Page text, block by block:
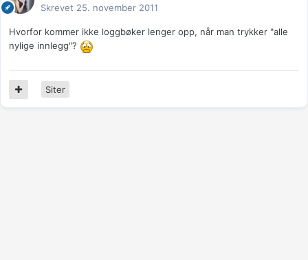
Skrevet 25. november 2011
Hvorfor kommer ikke loggbøker lenger opp, når man trykker "alle
nylige innlegg"?
Siter